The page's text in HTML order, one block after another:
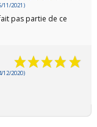
11/2021)
pas partie de ce
12/2020)